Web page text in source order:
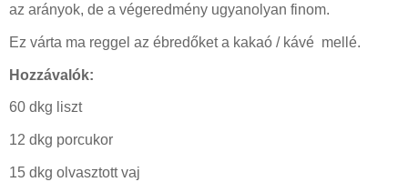
az arányok, de a végeredmény ugyanolyan finom.
Ez várta ma reggel az ébredőket a kakaó / kávé mellé.
Hozzávalók:
60 dkg liszt
12 dkg porcukor
15 dkg olvasztott vaj